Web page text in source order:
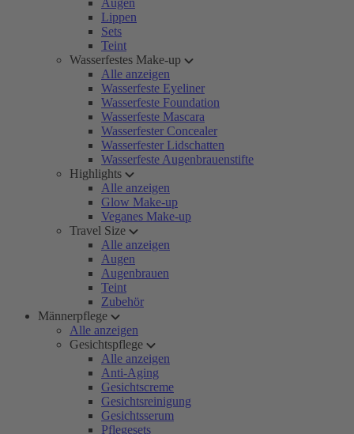
Augen
Lippen
Sets
Teint
Wasserfestes Make-up
Alle anzeigen
Wasserfeste Eyeliner
Wasserfeste Foundation
Wasserfeste Mascara
Wasserfester Concealer
Wasserfester Lidschatten
Wasserfeste Augenbrauenstifte
Highlights
Alle anzeigen
Glow Make-up
Veganes Make-up
Travel Size
Alle anzeigen
Augen
Augenbrauen
Teint
Zubehör
Männerpflege
Alle anzeigen
Gesichtspflege
Alle anzeigen
Anti-Aging
Gesichtscreme
Gesichtsreinigung
Gesichtsserum
Pflegesets